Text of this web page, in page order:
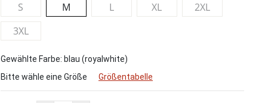
S M L XL
2XL
3XL
Gewählte Farbe: blau (royalwhite)
Bitte wähle eine Größe
Größentabelle